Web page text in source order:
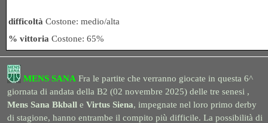
difficoltà Costone: medio/alta
% vittoria Costone: 65%
MENS SANA Fra le partite che verranno giocate in questa 6^
giornata di andata della B2 (02 novembre 2025) delle tre senesi ,
Mens Sana Bkball e Virtus Siena, impegnate nel loro primo derby
di stagione, hanno entrambe il compito più difficile. La possibilità di